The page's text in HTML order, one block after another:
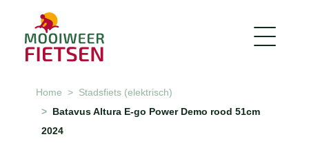
Home
Stadsfiets (elektrisch)
Batavus Altura E-go Power Demo rood 51cm
2024